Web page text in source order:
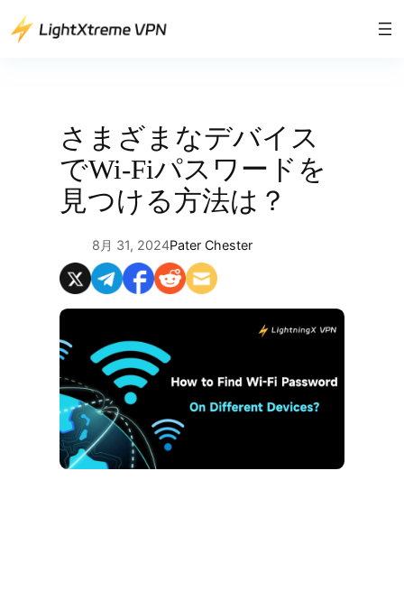
容
さまざまなデバイス
でWi-Fiパスワードを
見つける方法は？
8月 31, 2024Pater Chester